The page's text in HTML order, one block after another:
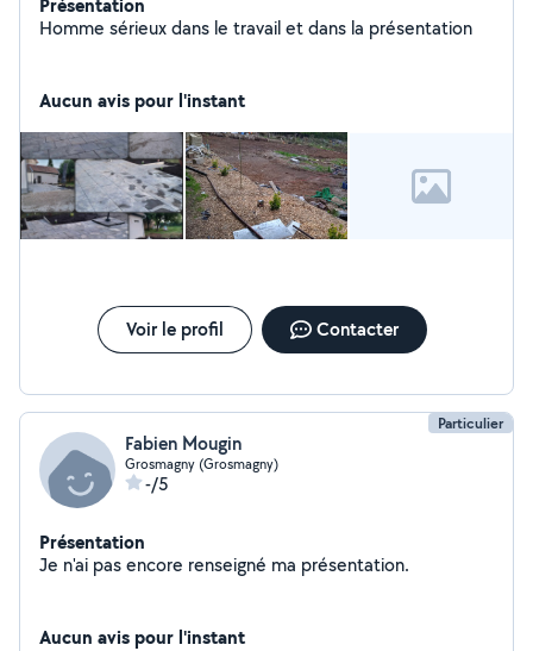
Homme sérieux dans le travail et dans la présentation
Aucun avis pour l'instant
Voir le profil Contacter
Particulier
Fabien Mougin
Grosmagny (Grosmagny)
-/5
Présentation
Je n'ai pas encore renseigné ma présentation.
Aucun avis pour l'instant